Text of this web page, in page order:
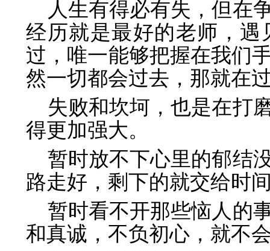
人生有得必有失，但在
经历就是最好的老师，
过，唯一能够把握在我们
然一切都会过去，那就在
失败和坎坷，也是在打
得更加强大。
暂时放不下心里的郁结
路走好，剩下的就交给时
暂时看不开那些恼人的
和真诚，不负初心，就不